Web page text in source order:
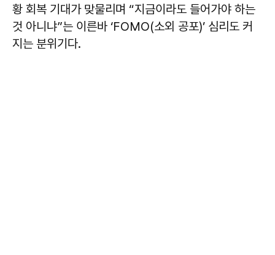
황 회복 기대가 맞물리며 “지금이라도 들어가야 하는
것 아니냐”는 이른바 ‘FOMO(소외 공포)’ 심리도 커
지는 분위기다.